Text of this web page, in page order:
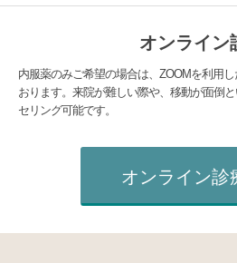
オンライン
内服薬のみご希望の場合は、ZOOMを利用
おります。来院が難しい際や、移動が面倒
セリング可能です。
オンライン診